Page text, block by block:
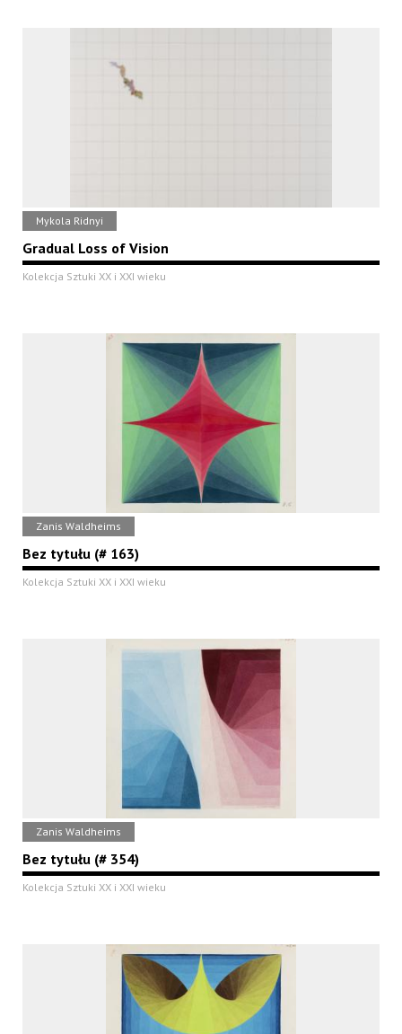
Mykola Ridnyi
Gradual Loss of Vision
Kolekcja Sztuki XX i XXI wieku
Zanis Waldheims
Bez tytułu (# 163)
Kolekcja Sztuki XX i XXI wieku
Zanis Waldheims
Bez tytułu (# 354)
Kolekcja Sztuki XX i XXI wieku